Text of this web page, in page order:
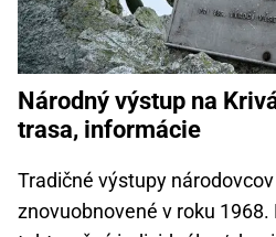
Národný výstup na
trasa, informácie
Tradičné výstupy
znovuobnovené v roku 1968.